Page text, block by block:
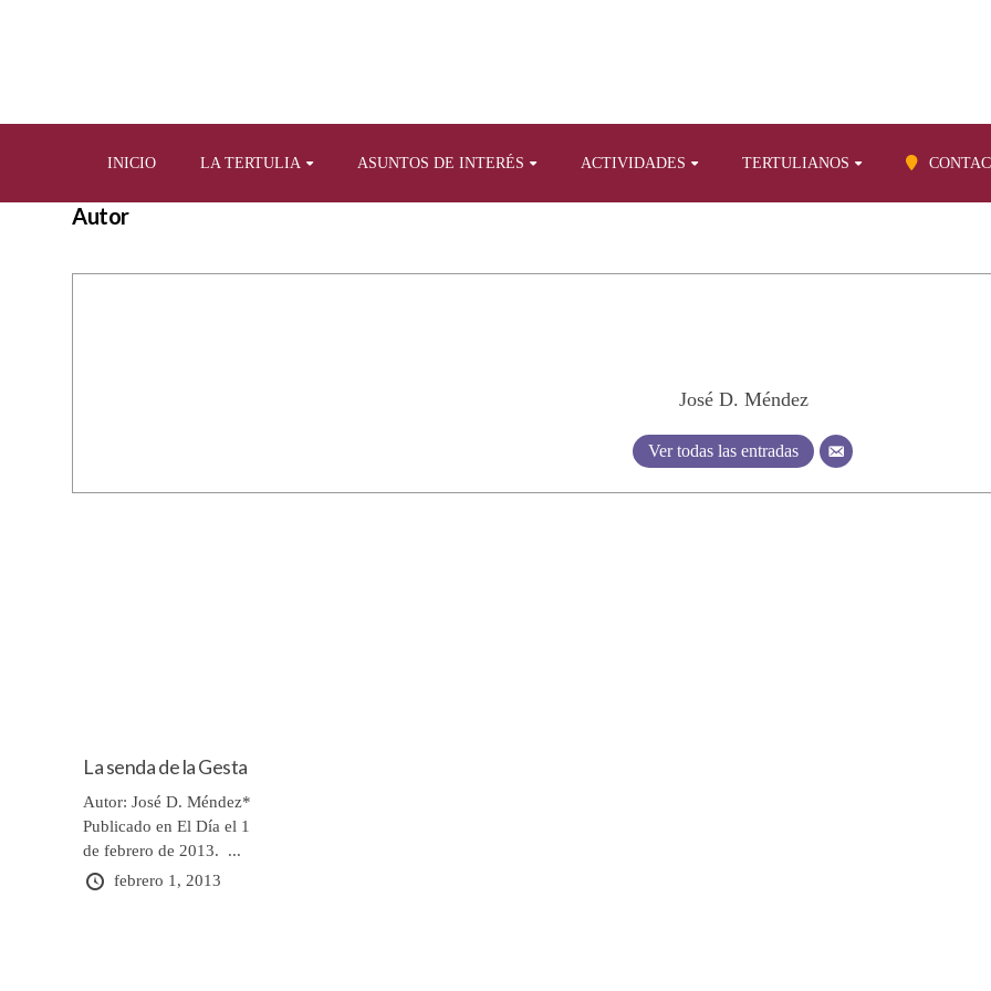
INICIO LA TERTULIA ASUNTOS DE INTERÉS ACTIVIDADES TERTULIANOS
Autor
José D. Méndez
Ver todas las entradas
La senda de la Gesta
Autor: José D. Méndez*
Publicado en El Día el 1
de febrero de 2013. ...
febrero 1, 2013